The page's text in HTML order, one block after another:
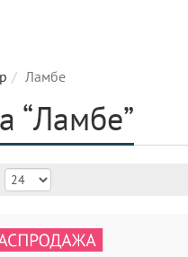
Ламбе
“Ламбе”